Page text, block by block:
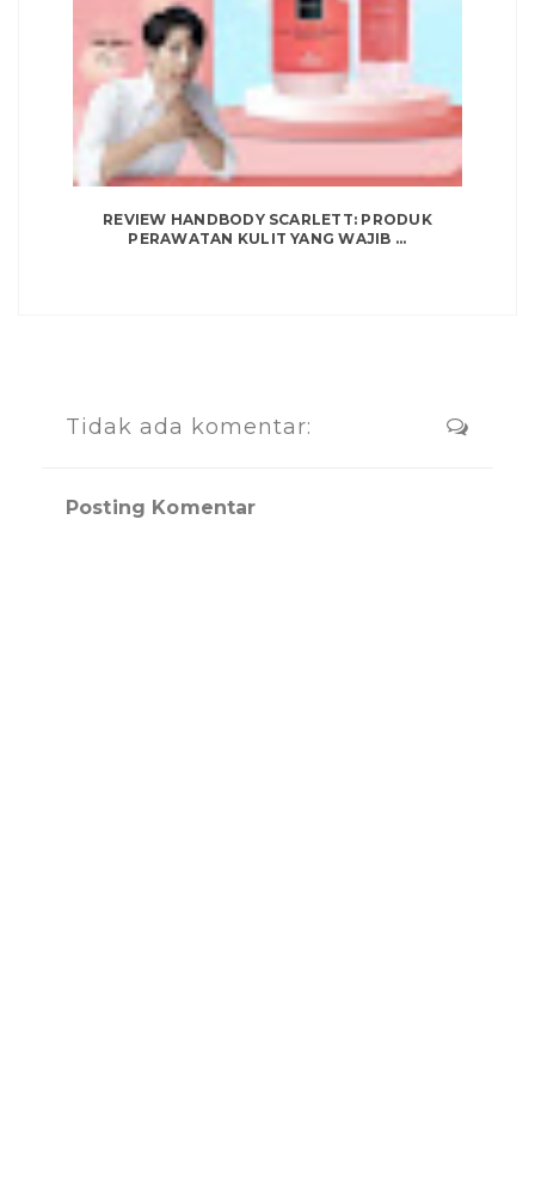
REVIEW HANDBODY SCARLETT: PRODUK
PERAWATAN KULIT YANG WAJIB ...
Tidak ada komentar:
Posting Komentar